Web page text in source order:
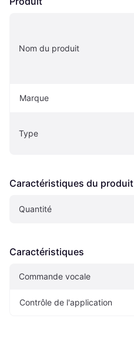
Nom du produit
Marque
Type
Caractéristiques du produit
Quantité
Caractéristiques
Commande vocale
Contrôle de l'application